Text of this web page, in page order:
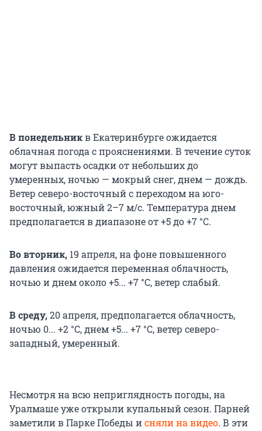
В понедельникв Екатеринбурге ожидается
облачная погода с прояснениями. В течение суток
могут выпасть осадки от небольших до
умеренных, ночью — мокрый снег, днем — дождь.
Ветер северо-восточный с переходом на юго-
восточный, южный 2–7 м/с. Температура днем
предполагается в диапазоне от +5 до +7 °С.
Во вторник, 19 апреля, на фоне повышенного
давления ожидается переменная облачность,
ночью и днем около +5... +7 °С, ветер слабый.
В среду,20 апреля, предполагается облачность,
ночью 0... +2 °С, днем +5... +7 °С, ветер северо-
западный, умеренный.
Несмотря на всю неприглядность погоды, на
Уралмаше уже открыли купальный сезон. Парней
заметили в Парке Победы исняли на видео. В эти